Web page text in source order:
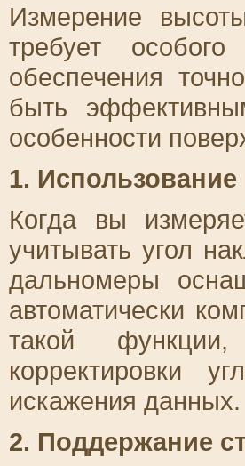
Измерение
требует
обеспечения
быть
особенности
1.
Когда вы
учитывать угол
дальномеры
автоматически
такой
корректировки
искажения данных.
2. Поддержание